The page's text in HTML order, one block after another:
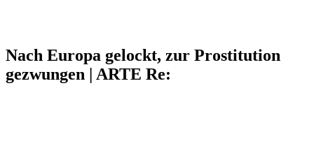
Nach Europa gelockt, zur Prostitution
gezwungen | ARTE Re: